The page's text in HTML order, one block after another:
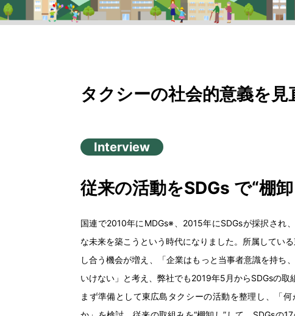
タクシーの社会的意義を見
Interview
従来の活動をSDGs で“棚卸
国連で2010年にMDGs※、2015年にSDGsが採択され、
な未来を築こうという時代になりました。 所属 している
し合う機会が増え、「企業はもっと 当事者意識を持ち、
いけない」と考え、 弊社でも2019年5 月からSDGsの取
まず準備として東広島 タクシーの活動を整理 し、「何